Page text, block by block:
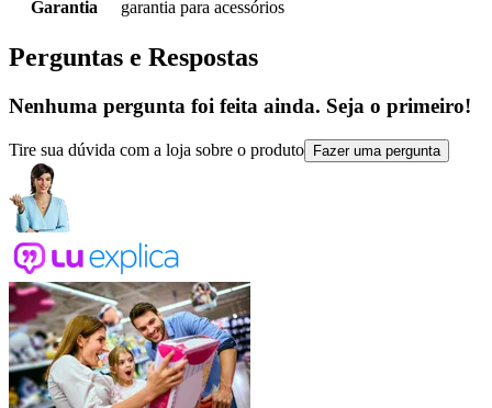
Garantia
garantia para acessórios
Perguntas e Respostas
Nenhuma pergunta foi feita ainda. Seja o primeiro!
Tire sua dúvida com a loja sobre o produto Fazer uma pergunta